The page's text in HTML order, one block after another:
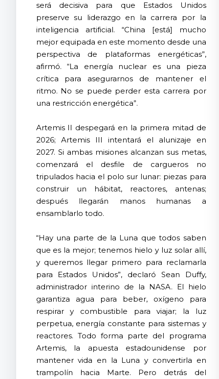
será decisiva para que Estados Unidos
preserve su liderazgo en la carrera por la
inteligencia artificial. “China [está] mucho
mejor equipada en este momento desde una
perspectiva de plataformas energéticas”,
afirmó. “La energía nuclear es una pieza
crítica para asegurarnos de mantener el
ritmo. No se puede perder esta carrera por
una restricción energética”.
Artemis II despegará en la primera mitad de
2026; Artemis III intentará el alunizaje en
2027. Si ambas misiones alcanzan sus metas,
comenzará el desfile de cargueros no
tripulados hacia el polo sur lunar: piezas para
construir un hábitat, reactores, antenas;
después llegarán manos humanas a
ensamblarlo todo.
“Hay una parte de la Luna que todos saben
que es la mejor; tenemos hielo y luz solar allí,
y queremos llegar primero para reclamarla
para Estados Unidos”, declaró Sean Duffy,
administrador interino de la NASA. El hielo
garantiza agua para beber, oxígeno para
respirar y combustible para viajar; la luz
perpetua, energía constante para sistemas y
reactores. Todo forma parte del programa
Artemis, la apuesta estadounidense por
mantener vida en la Luna y convertirla en
trampolín hacia Marte. Pero detrás del